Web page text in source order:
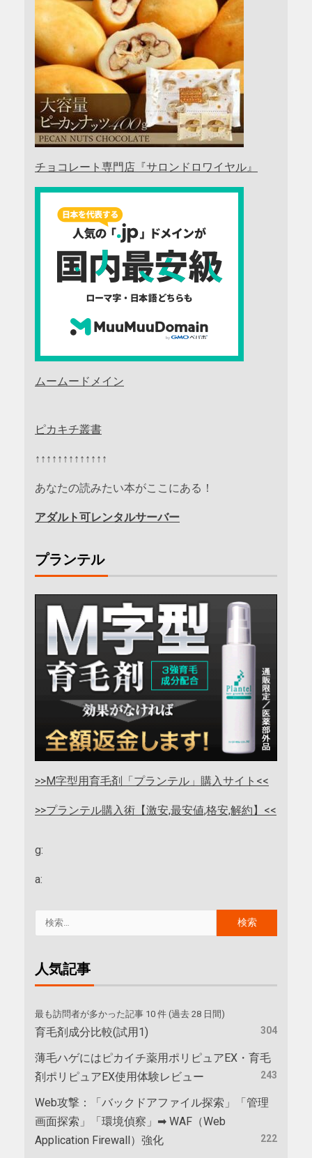
チョコレート専門店『サロンドロワイヤル』
ムームードメイン
ピカキチ叢書
↑↑↑↑↑↑↑↑↑↑↑↑↑
あなたの読みたい本がここにある！
アダルト可レンタルサーバー
プランテル
>>M字型用育毛剤「プランテル」購入サイト<<
>>プランテル購入術【激安,最安値,格安,解約】<<
g:
a:
人気記事
最も訪問者が多かった記事 10 件 (過去 28 日間)
育毛剤成分比較(試用1) 304
薄毛ハゲにはピカイチ薬用ポリピュアEX・育毛
剤ポリピュアEX使用体験レビュー
243
Web攻撃：「バックドアファイル探索」「管理
画面探索」「環境偵察」➡ WAF（Web
Application Firewall）強化
222